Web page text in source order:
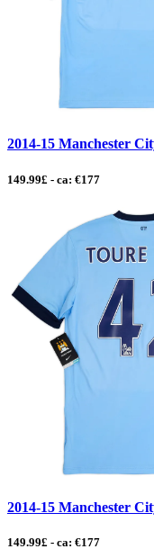
2014-15 Manchester
149.99£ - ca: €177
2014-15 Manchester
149.99£ - ca: €177